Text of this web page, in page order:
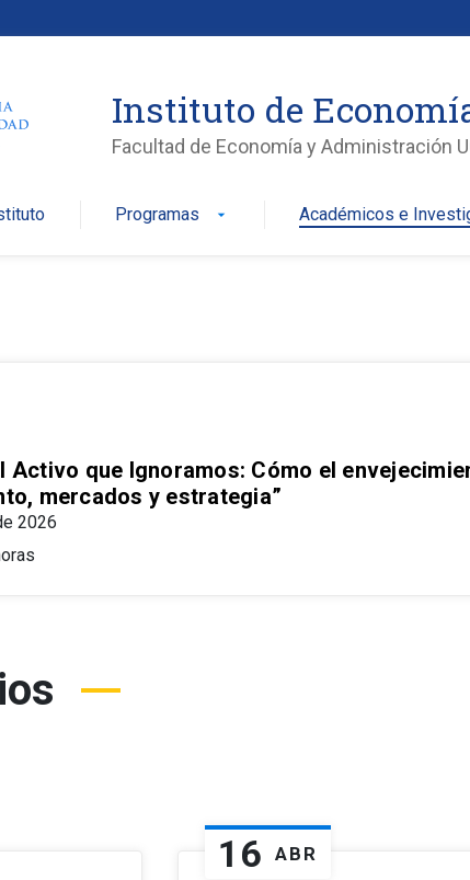
Instituto de
Facultad de Economía y Administración
Programas arrow_drop_down Académicos e
Activo que Ignoramos: Cómo el
mercados y estrategia”
2026
16 ABR